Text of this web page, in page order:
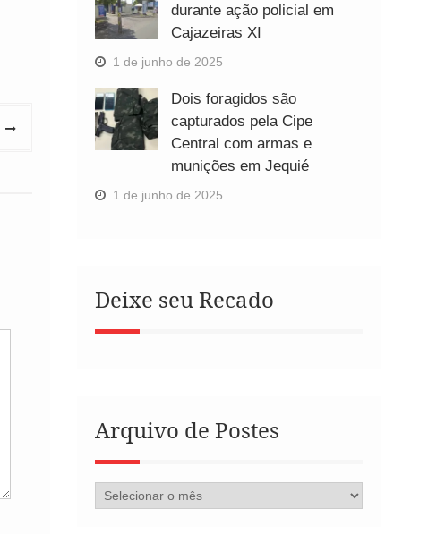
durante ação policial em
Cajazeiras XI
1 de junho de 2025
Dois foragidos são
capturados pela Cipe
Central com armas e
munições em Jequié
1 de junho de 2025
Deixe seu Recado
Arquivo de Postes
Arquivo